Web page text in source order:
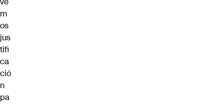
m
os
jus
tifi
ca
ció
n
pa